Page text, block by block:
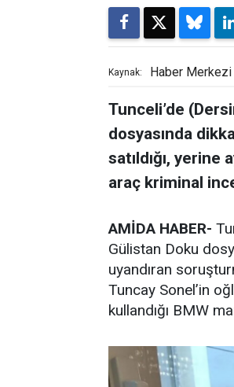
Kaynak: Haber Merkezi
Tunceli’de
dosyasında
satıldığı, yerine
araç kriminal
AMİDA HABER-
Gülistan Doku
uyandıran
Tuncay Sonel’in
kullandığı BMW